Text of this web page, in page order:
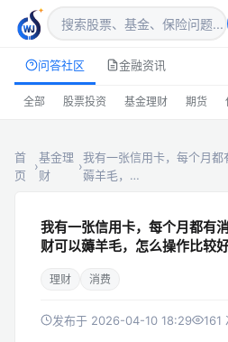
问答社区 金融资讯
全部 股票投资 基金理财 期货
首
页
›
基金理
财
›
我有一张信用卡，每个月
薅羊毛，…
我有一张信用卡，每个月都有
财可以薅羊毛，怎么操作比较好
理财 消费
发布于 2026-04-10 18:29 161